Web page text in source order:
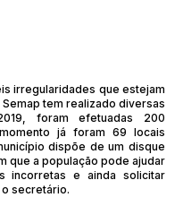
irregularidades que estejam
tem realizado diversas
foram efetuadas 200
já foram 69 locais
dispõe de um disque
que a população pode ajudar
incorretas e ainda solicitar
secretário.